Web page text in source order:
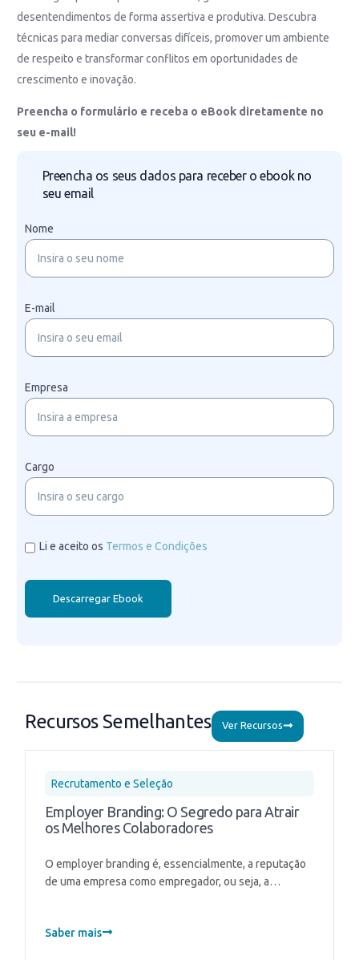
desentendimentos de forma assertiva e produtiva. Descubra
técnicas para mediar conversas difíceis, promover um ambiente
de respeito e transformar conflitos em oportunidades de
crescimento e inovação.
Preencha o formulário e receba o eBook diretamente no
seu e-mail!
Preencha os seus dados para receber o ebook no
seu email
Nome
E-mail
Empresa
Cargo
Li e aceito os Termos e Condições
Recursos Semelhantes Ver Recursos
Recrutamento e Seleção
Employer Branding: O Segredo para Atrair
os Melhores Colaboradores
O employer branding é, essencialmente, a reputação
de uma empresa como empregador, ou seja, a…
Saber mais